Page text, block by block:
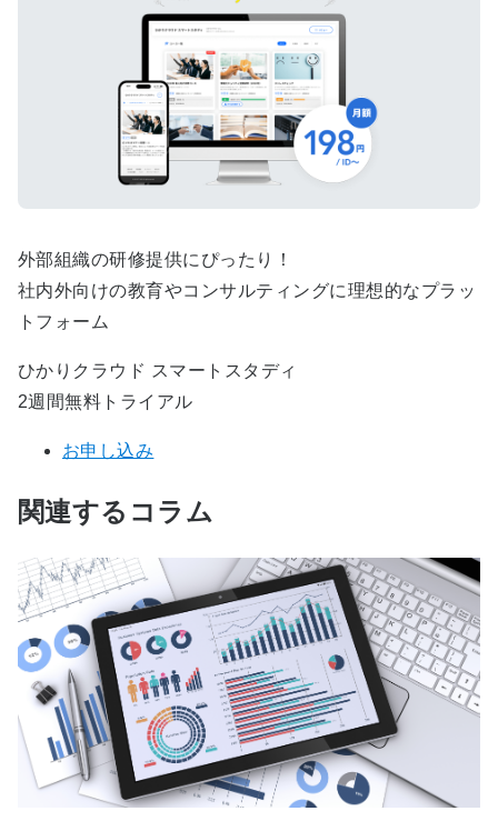
外部組織の研修提供にぴったり！
社内外向けの教育やコンサルティングに理想的なプラッ
トフォーム
ひかりクラウド スマートスタディ
2週間無料トライアル
お申し込み
関連するコラム